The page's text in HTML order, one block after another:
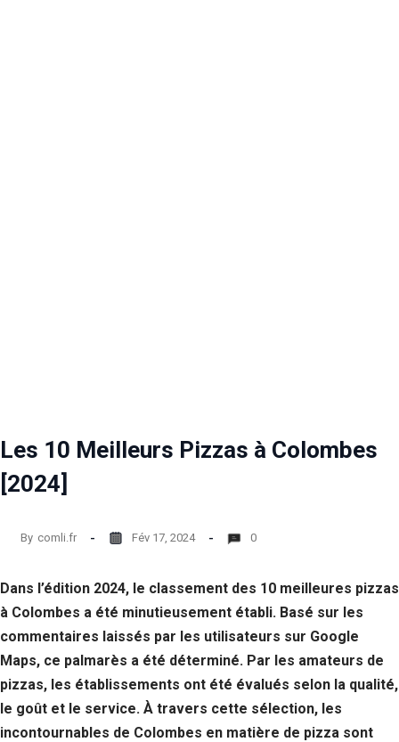
Les 10 Meilleurs Pizzas à Colombes
[2024]
By comli.fr Fév 17, 2024 0
Dans l’édition 2024, le classement des 10 meilleures pizzas
à Colombes a été minutieusement établi. Basé sur les
commentaires laissés par les utilisateurs sur Google
Maps, ce palmarès a été déterminé. Par les amateurs de
pizzas, les établissements ont été évalués selon la qualité,
le goût et le service. À travers cette sélection, les
incontournables de Colombes en matière de pizza sont